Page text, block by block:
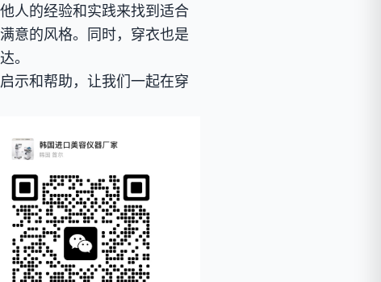
人的经验和实践来找到适合
意的风格。同时，穿衣也是
。
示和帮助，让我们一起在穿